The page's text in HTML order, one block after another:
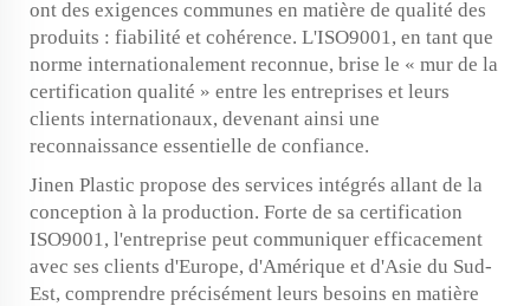
ont des exigences communes en matière de qualité des
produits : fiabilité et cohérence. L'ISO9001, en tant que
norme internationalement reconnue, brise le « mur de la
certification qualité » entre les entreprises et leurs
clients internationaux, devenant ainsi une
reconnaissance essentielle de confiance.
Jinen Plastic propose des services intégrés allant de la
conception à la production. Forte de sa certification
ISO9001, l'entreprise peut communiquer efficacement
avec ses clients d'Europe, d'Amérique et d'Asie du Sud-
Est, comprendre précisément leurs besoins en matière